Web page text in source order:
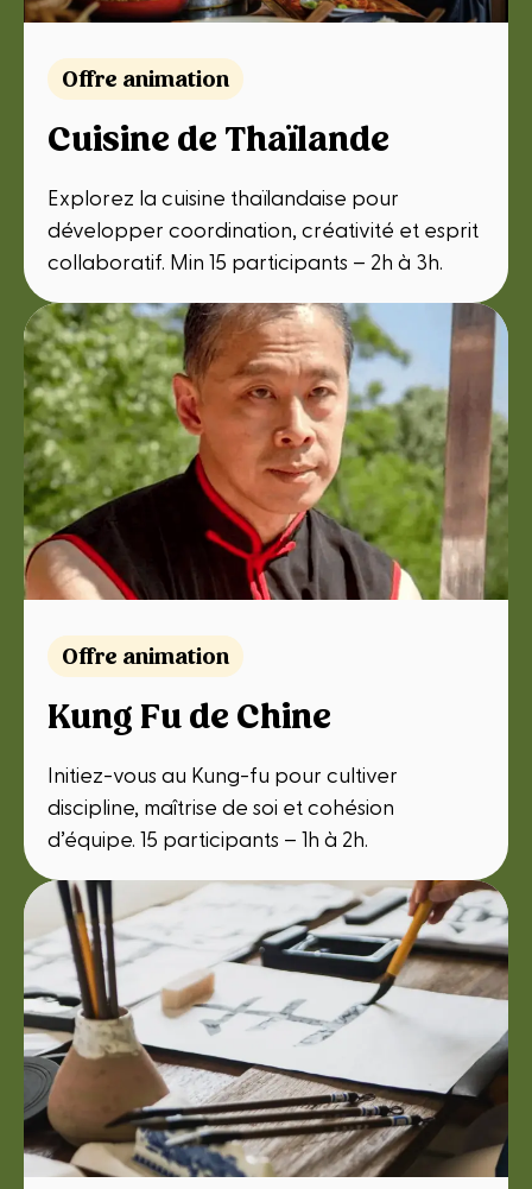
Offre animation
Cuisine de Thaïlande
Explorez la cuisine thaïlandaise pour
développer coordination, créativité et esprit
collaboratif. Min 15 participants – 2h à 3h.
Offre animation
Kung Fu de Chine
Initiez-vous au Kung-fu pour cultiver
discipline, maîtrise de soi et cohésion
d’équipe. 15 participants – 1h à 2h.